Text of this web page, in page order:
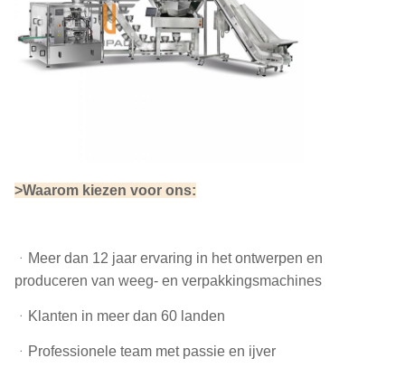
>Waarom kiezen voor ons:
ᆞ Meer dan 12 jaar ervaring in het ontwerpen en
produceren van weeg- en verpakkingsmachines
ᆞKlanten in meer dan 60 landen
ᆞProfessionele team met passie en ijver